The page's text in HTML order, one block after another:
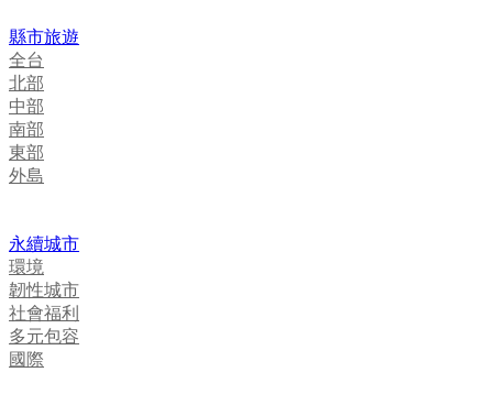
縣市旅遊
全台
北部
中部
南部
東部
外島
永續城市
環境
韌性城市
社會福利
多元包容
國際